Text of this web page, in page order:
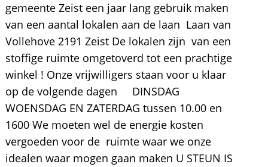
gemeente Zeist een jaar lang gebruik maken
van een aantal lokalen aan de laan Laan van
Vollehove 2191 Zeist De lokalen zijn van een
stoffige ruimte omgetoverd tot een prachtige
winkel ! Onze vrijwilligers staan voor u klaar
op de volgende dagen DINSDAG
WOENSDAG EN ZATERDAG tussen 10.00 en
1600 We moeten wel de energie kosten
vergoeden voor de ruimte waar we onze
idealen waar mogen gaan maken U STEUN IS